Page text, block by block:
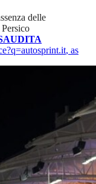
delle
, as